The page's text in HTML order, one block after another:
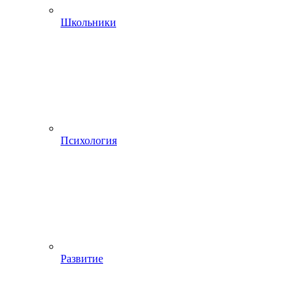
Школьники
Психология
Развитие